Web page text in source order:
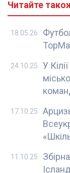
Читайте
18.05.26
У
24.10.25
17.10.25
11.10.25